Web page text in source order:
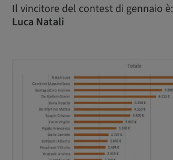
Il vincitore del contest di gennaio è:
Luca Natali